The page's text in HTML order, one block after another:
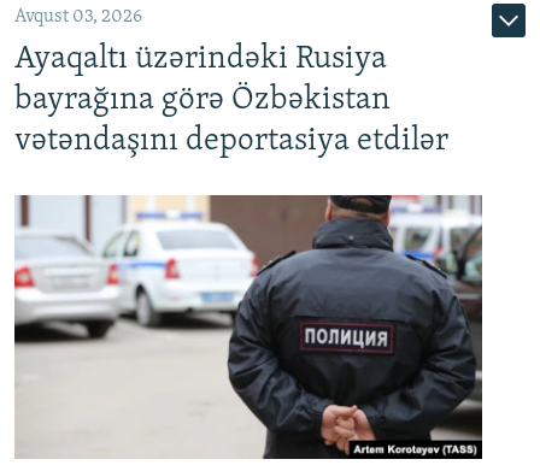
Avqust 03, 2026
Ayaqaltı üzərindəki Rusiya
bayrağına görə Özbəkistan
vətəndaşını deportasiya etdilər